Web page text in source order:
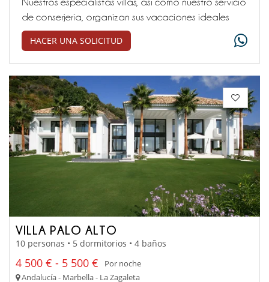
de conserjería, organizan sus vacaciones ideales
HACER UNA SOLICITUD
VILLA PALO ALTO
10 personas • 5 dormitorios • 4 baños
4 500 € - 5 500 €
Por noche
Andalucía - Marbella - La Zagaleta